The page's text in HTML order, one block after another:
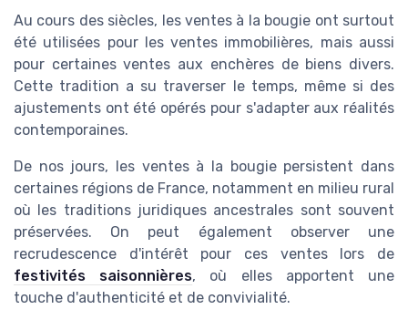
Au cours des siècles, les ventes à la bougie ont surtout
été utilisées pour les ventes immobilières, mais aussi
pour certaines ventes aux enchères de biens divers.
Cette tradition a su traverser le temps, même si des
ajustements ont été opérés pour s'adapter aux réalités
contemporaines.
De nos jours, les ventes à la bougie persistent dans
certaines régions de France, notamment en milieu rural
où les traditions juridiques ancestrales sont souvent
préservées. On peut également observer une
recrudescence d'intérêt pour ces ventes lors de
festivités saisonnières, où elles apportent une
touche d'authenticité et de convivialité.